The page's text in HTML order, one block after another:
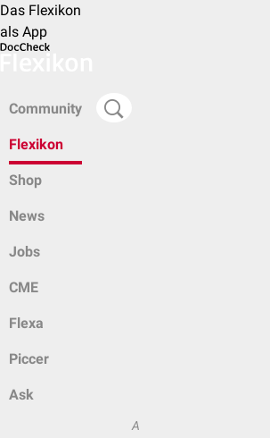
Das Flexikon
als App
Community
Flexikon
Shop
News
Jobs
CME
Flexa
Piccer
Ask
A